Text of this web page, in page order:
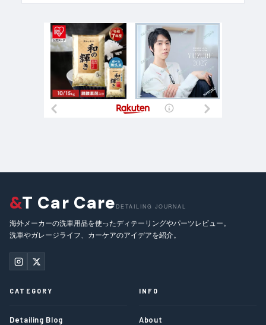
&T Car CareDETAILING JOURNAL
海外メーカーの洗車用品を使ったディテーリングやパーツレビュー。
洗車やガレージライフ、カーケアのアイデアを紹介。
CATEGORY
Detailing Blog
INFO
About